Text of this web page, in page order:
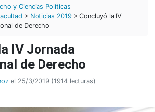
y Ciencias Políticas
> Noticias 2019 > Concluyó la IV
de Derecho
IV Jornada
de Derecho
el 25/3/2019 (1914 lecturas)